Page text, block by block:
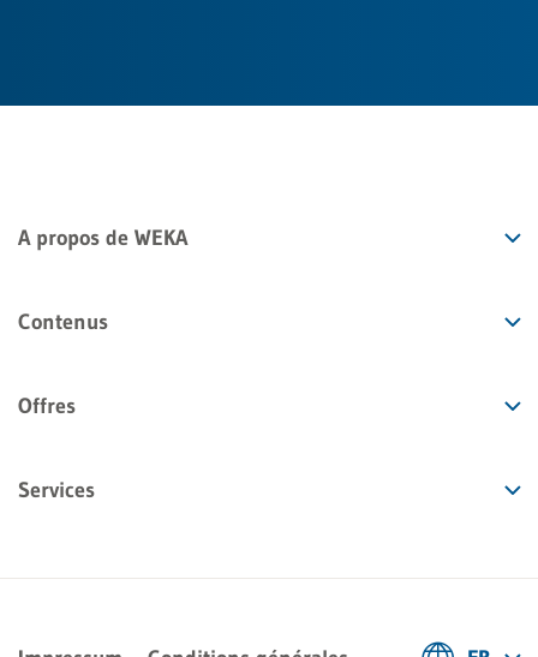
A propos de WEKA
Contenus
Offres
Services